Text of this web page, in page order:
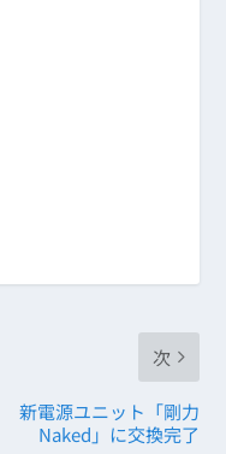
次
新電源ユニット「剛力
Naked」に交換完了